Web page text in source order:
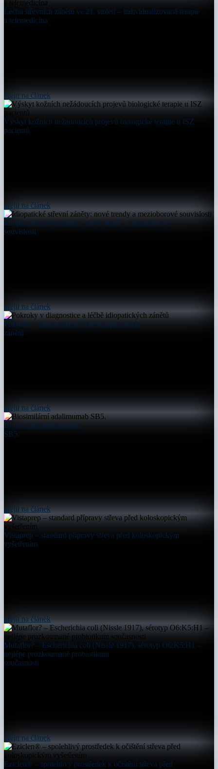
Léčba střevních zánětů ve 21. století – individualizovaná terapie
a telemedicína
přejít na článek
Výskyt kožních nežádoucích projevů biologické terapie u ISZ
pacientů
přejít na článek
Idiopatické střevní záněty: nové trendy a mezioborové
souvislosti
přejít na článek
Pokroky v diagnostice a léčbě idiopatických
zánětů
přejít na článek
Biosimilární adalimumab
SB5.
přejít na článek
Vistaprep – standard přípravy střeva před koloskopickým
vyšetřením
přejít na článek
Mutaflor? – Escherichia coli (Nissle 1917), sérotyp O6:K5:H1 –
nejlépe prozkoumané probiotikum
současnosti
přejít na článek
Eziclen® – spolehlivý prostředek k očištění střeva před